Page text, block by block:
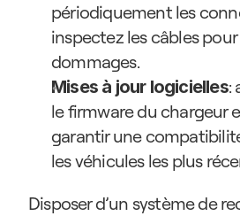
périodiquement les
inspectez les câbles
dommages.
Mises à jour logicielles:
le firmware du chargeur
garantir une
les véhicules les plus
Disposer d’un système de